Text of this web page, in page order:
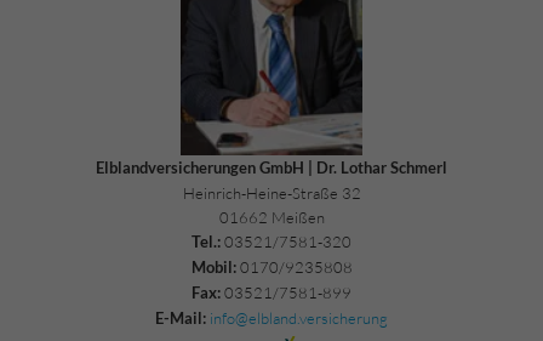
Elblandversicherungen GmbH | Dr. Lothar Schmerl
Heinrich-Heine-Straße 32
01662 Meißen
Tel.: 03521/7581-320
Mobil:0170/9235808
Fax: 03521/7581-899
E-Mail: info@elbland.versicherung